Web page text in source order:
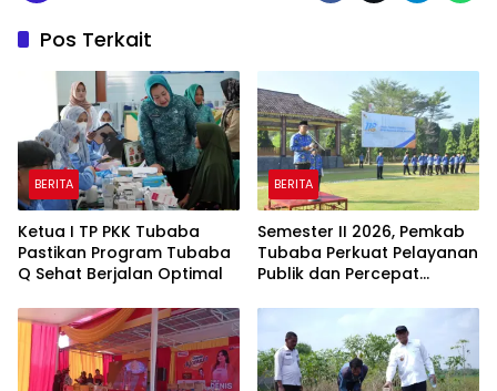
Pos Terkait
BERITA
Ketua I TP PKK Tubaba
Pastikan Program Tubaba
Q Sehat Berjalan Optimal
BERITA
Semester II 2026, Pemkab
Tubaba Perkuat Pelayanan
Publik dan Percepat